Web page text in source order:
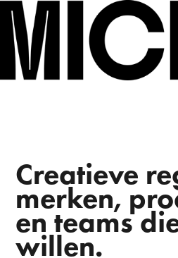
Creatieve
merken,
en teams
willen.